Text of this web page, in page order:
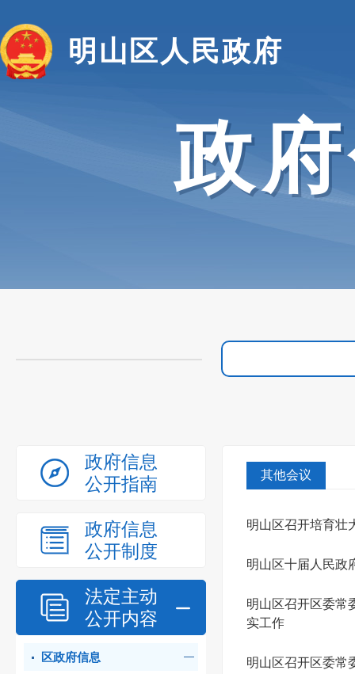
明山区人民政府
政
政府信息
公开指南
政府信息
公开制度
法定主动
公开内容
区政府信息
其他会议
明山区召开培育壮
明山区十届人民政
明山区召开区委常
实工作
明山区召开区委常